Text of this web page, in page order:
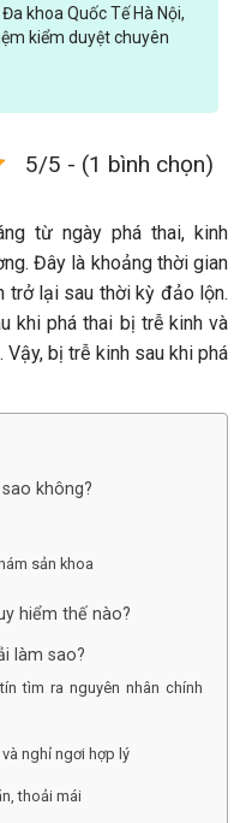
khoa Quốc Tế Hà Nội,
kiểm duyệt chuyên
5/5 - (1 bình chọn)
từ ngày phá thai, kinh
Đây là khoảng thời gian
lại sau thời kỳ đảo lộn.
khi phá thai bị trễ kinh và
bị trễ kinh sau khi phá
không?
sản khoa
hiểm thế nào?
làm sao?
tìm ra nguyên nhân chính
nghỉ ngơi hợp lý
thoải mái